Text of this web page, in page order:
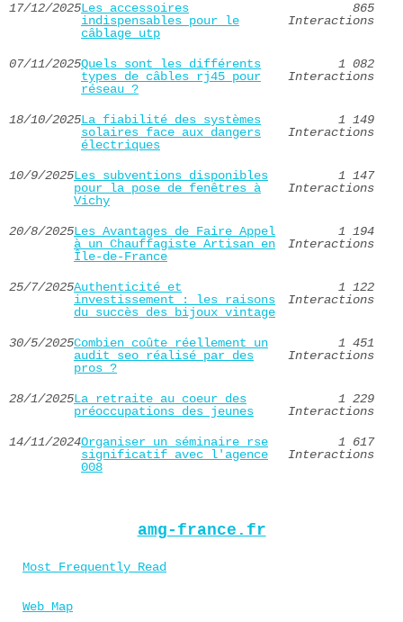
17/12/2025Les accessoires
indispensables pour le
câblage utp
865
Interactions
07/11/2025Quels sont les différents
types de câbles rj45 pour
réseau ?
1 082
Interactions
18/10/2025La fiabilité des systèmes
solaires face aux dangers
électriques
1 149
Interactions
10/9/2025Les subventions disponibles
pour la pose de fenêtres à
Vichy
1 147
Interactions
20/8/2025Les Avantages de Faire Appel
à un Chauffagiste Artisan en
Île-de-France
1 194
Interactions
25/7/2025Authenticité et
investissement : les raisons
du succès des bijoux vintage
1 122
Interactions
30/5/2025Combien coûte réellement un
audit seo réalisé par des
pros ?
1 451
Interactions
28/1/2025La retraite au coeur des
préoccupations des jeunes
1 229
Interactions
14/11/2024Organiser un séminaire rse
significatif avec l'agence
008
1 617
Interactions
amg-france.fr
Most Frequently Read
Web Map